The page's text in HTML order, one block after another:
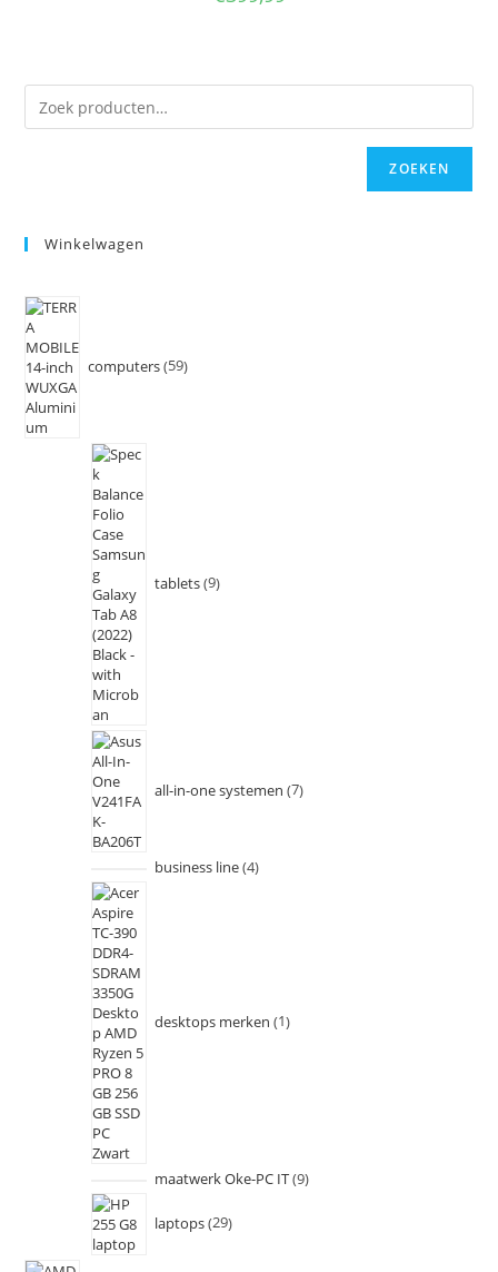
ZOEKEN
Winkelwagen
computers 59
tablets 9
all-in-one systemen 7
business line 4
desktops merken 1
maatwerk Oke-PC IT 9
laptops 29